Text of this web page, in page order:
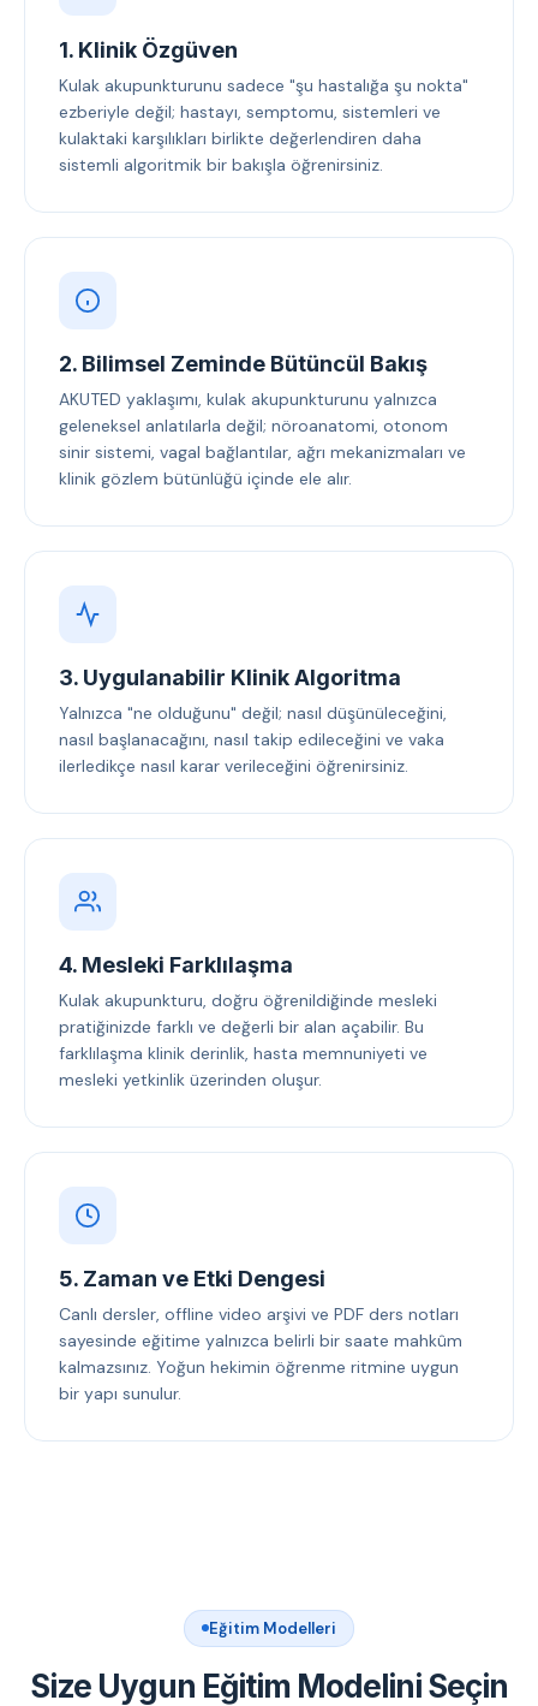
1. Klinik Özgüven
Kulak akupunkturunu sadece "şu hastalığa şu nokta"
ezberiyle değil; hastayı, semptomu, sistemleri ve
kulaktaki karşılıkları birlikte değerlendiren daha
sistemli algoritmik bir bakışla öğrenirsiniz.
2. Bilimsel Zeminde Bütüncül Bakış
AKUTED yaklaşımı, kulak akupunkturunu yalnızca
geleneksel anlatılarla değil; nöroanatomi, otonom
sinir sistemi, vagal bağlantılar, ağrı mekanizmaları ve
klinik gözlem bütünlüğü içinde ele alır.
3. Uygulanabilir Klinik Algoritma
Yalnızca "ne olduğunu" değil; nasıl düşünüleceğini,
nasıl başlanacağını, nasıl takip edileceğini ve vaka
ilerledikçe nasıl karar verileceğini öğrenirsiniz.
4. Mesleki Farklılaşma
Kulak akupunkturu, doğru öğrenildiğinde mesleki
pratiğinizde farklı ve değerli bir alan açabilir. Bu
farklılaşma klinik derinlik, hasta memnuniyeti ve
mesleki yetkinlik üzerinden oluşur.
5. Zaman ve Etki Dengesi
Canlı dersler, offline video arşivi ve PDF ders notları
sayesinde eğitime yalnızca belirli bir saate mahkûm
kalmazsınız. Yoğun hekimin öğrenme ritmine uygun
bir yapı sunulur.
Eğitim Modelleri
Size Uygun Eğitim Modelini Seçin